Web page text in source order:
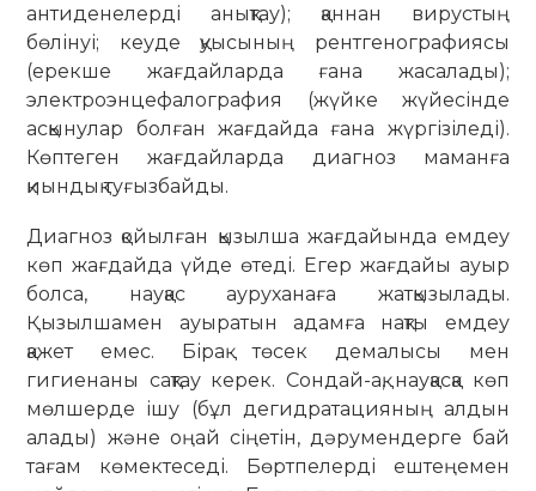
антиденелерді анықтау); қаннан вирустың
бөлінуі; кеуде қуысының рентгенографиясы
(ерекше жағдайларда ғана жасалады);
электроэнцефалография (жүйке жүйесінде
асқынулар болған жағдайда ғана жүргізіледі).
Көптеген жағдайларда диагноз маманға
қиындық туғызбайды.
Диагноз қойылған қызылша жағдайында емдеу
көп жағдайда үйде өтеді. Егер жағдайы ауыр
болса, науқас ауруханаға жатқызылады.
Қызылшамен ауыратын адамға нақты емдеу
қажет емес. Бірақ төсек демалысы мен
гигиенаны сақтау керек. Сондай-ақ, науқасқа көп
мөлшерде ішу (бұл дегидратацияның алдын
алады) және оңай сіңетін, дәрумендерге бай
тағам көмектеседі. Бөртпелерді ештеңемен